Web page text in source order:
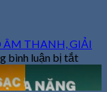
ÂM THANH, GIẢI
bình luận bị tắtở